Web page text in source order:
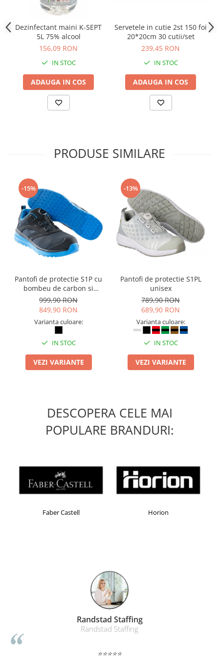
Pantaloni cu pieptar
Hanorace
Impermeabile
Veste
Reflectorizante
Manusi de protectie
Casti de protectie
Antifoane
Ochelari de protectie si viziere
Masti de protectie respiratorie
Sepci, caciuli si esarfe
Pachete promotionale
Sosete de lucru
Diverse accesorii
Articole de unica folosinta
Copii - tricouri si hanorace
Comunicare si prezentare
Flipchart-uri
Ecrane de proiectie
Accesorii prezentare
Gadgeturi mobile
Securitate digitala
Baterii si acumulatori
Ceasuri smart - Smartwatch
Baterii externe - Powerbanks
Accesorii localizare (FindMy)
Cartuse, tonere, consumabile PC
Standuri PC si suporturi
ergonomice
Dezinfectant maini K-SEPT
5L 75% alcool
156,09 RON
IN STOC
ADAUGA IN COS
Servetele in cutie 2st 150 foi
20*20cm 30 cutii/set
239,45 RON
IN STOC
ADAUGA IN COS
PRODUSE SIMILARE
-15%
Pantofi de protectie S1P cu
bombeu de carbon si
inchidere BOAÂ® Fit
999,90 RON
849,90 RON
Varianta culoare:
IN STOC
VEZI VARIANTE
-13%
Pantofi de protectie S1PL
unisex
789,90 RON
689,90 RON
Varianta culoare:
IN STOC
VEZI VARIANTE
DESCOPERA CELE MAI
POPULARE BRANDURI:
Faber Castell Horion
Randstad Staffing
Randstad Staffing
⭐⭐⭐⭐⭐